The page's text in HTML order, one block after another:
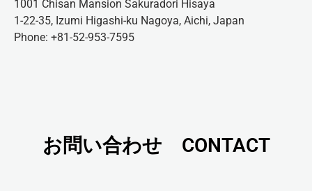
1001 Chisan Mansion Sakuradori Hisaya
1-22-35, Izumi Higashi-ku Nagoya, Aichi, Japan
Phone: +81-52-953-7595
お問い合わせ CONTACT